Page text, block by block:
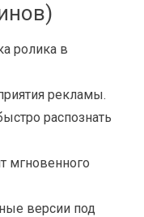
ролика в
рекламы.
распознать
мгновенного
версии под